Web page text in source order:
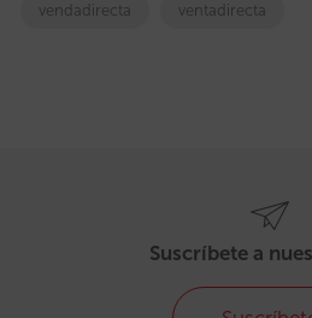
vendadirecta ventadirecta
Suscríbete a